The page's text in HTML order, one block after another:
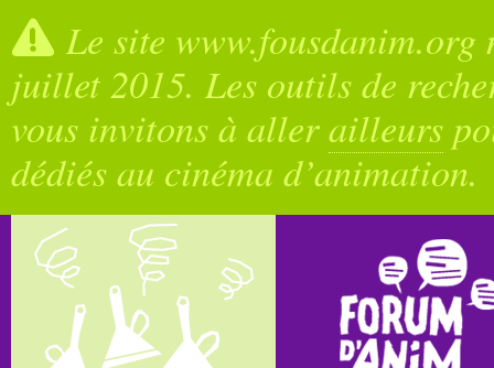
Le site
juillet 2015. Les outils de
vous invitons à allerailleurs
dédiés au cinéma d’animation.